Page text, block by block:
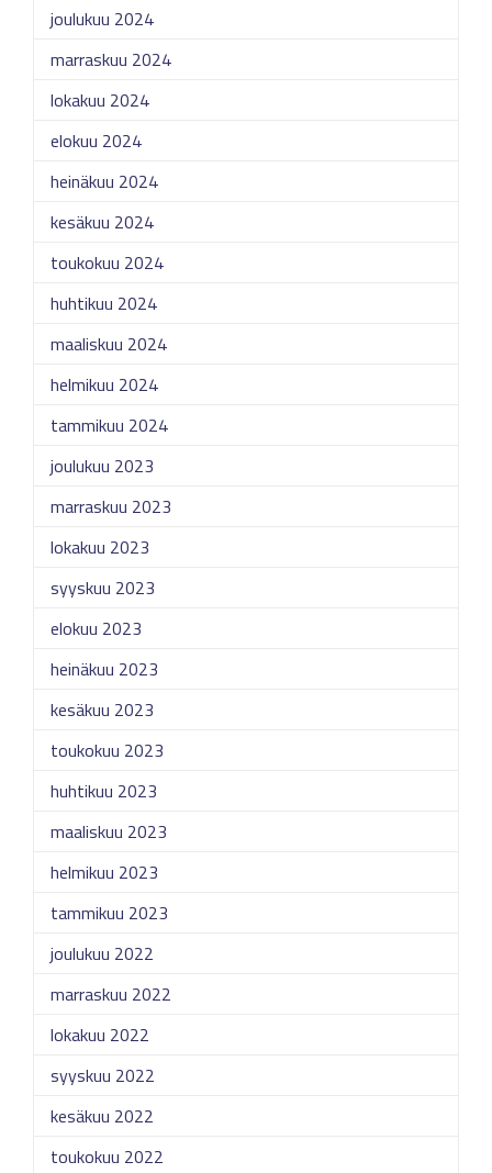
joulukuu 2024
marraskuu 2024
lokakuu 2024
elokuu 2024
heinäkuu 2024
kesäkuu 2024
toukokuu 2024
huhtikuu 2024
maaliskuu 2024
helmikuu 2024
tammikuu 2024
joulukuu 2023
marraskuu 2023
lokakuu 2023
syyskuu 2023
elokuu 2023
heinäkuu 2023
kesäkuu 2023
toukokuu 2023
huhtikuu 2023
maaliskuu 2023
helmikuu 2023
tammikuu 2023
joulukuu 2022
marraskuu 2022
lokakuu 2022
syyskuu 2022
kesäkuu 2022
toukokuu 2022